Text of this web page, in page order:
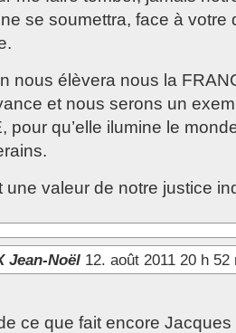
se soumettra, face à votre
nous élèvera nous la
et nous serons un
pour qu’elle ilumine le
une valeur de notre justice
Jean-Noël 12. août 2011 20 h
ce que fait encore Jacques